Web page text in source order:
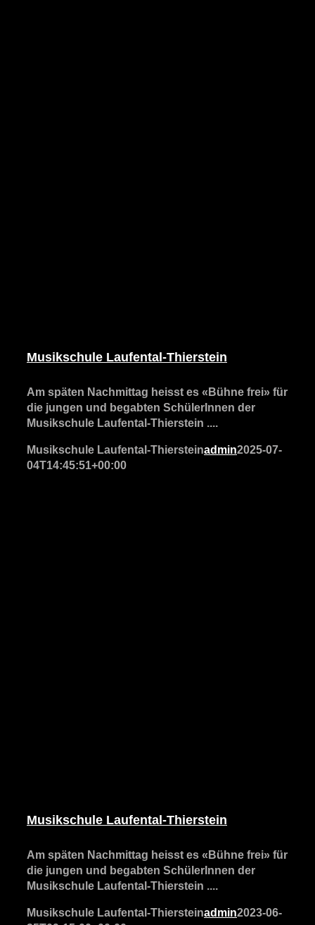
Musikschule Laufental-Thierstein
Am späten Nachmittag heisst es «Bühne frei» für
die jungen und begabten SchülerInnen der
Musikschule Laufental-Thierstein ....
Musikschule Laufental-Thiersteinadmin2025-07-
04T14:45:51+00:00
Musikschule Laufental-Thierstein
Am späten Nachmittag heisst es «Bühne frei» für
die jungen und begabten SchülerInnen der
Musikschule Laufental-Thierstein ....
Musikschule Laufental-Thiersteinadmin2023-06-